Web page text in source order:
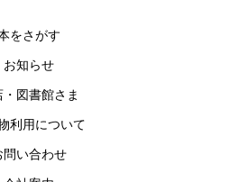
をさがす
お知らせ
・図書館さま
利用について
問い合わせ